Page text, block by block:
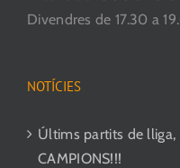
Divendres de 17.30 a
NOTÍCIES
Últims partits de
CAMPIONS!!!